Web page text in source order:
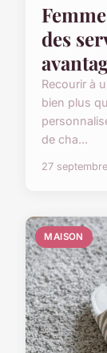
des
Recourir à
bien plus
de cha...
27
MAISON